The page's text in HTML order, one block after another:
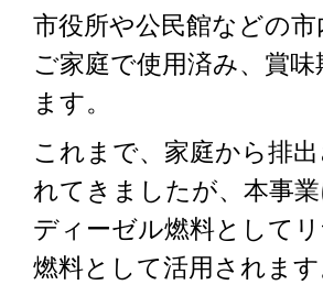
市役所や公民館などの
ご家庭で使用済み、賞
ます。
これまで、家庭から排
れてきましたが、本事
ディーゼル燃料として
燃料として活用されます